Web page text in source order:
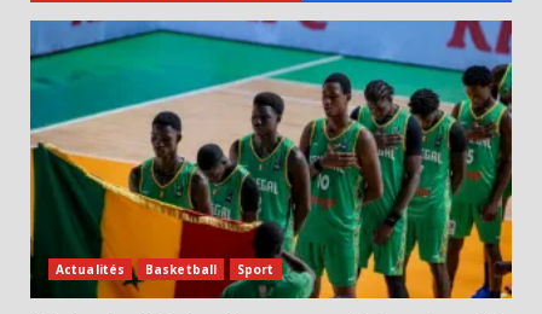
Actualités Basketball Sport